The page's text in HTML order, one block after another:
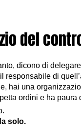
del
dicono di
responsabile di
hai una
ordini e ha paura
solo.